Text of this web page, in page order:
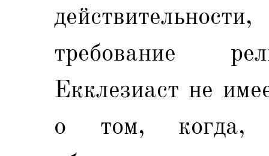
требование
Екклезиаст не
о том,